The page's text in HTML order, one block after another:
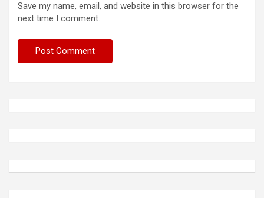
Save my name, email, and website in this browser for the
next time I comment.